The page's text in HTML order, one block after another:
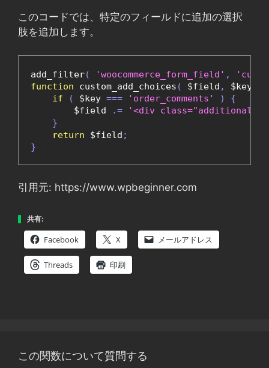
このコードでは、特定のフィールドに追加の選択
肢を追加します。
add_filter( 'woocommerce_form_field' ,
function custom_add_choices ( $field , $key
if
( $key === 'order_comments' )
{
        $field
.=
'<div class="additional-
}
return $field ;
}
引用元: https://www.wpbeginner.com
共有:
Facebook X メールアドレス
Threads 印刷
この関数について質問する